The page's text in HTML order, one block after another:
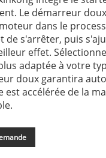
Le démarreur
dans le
de s'arrêter, puis
effet.
adaptée à votre
doux garantira
est accélérée de la